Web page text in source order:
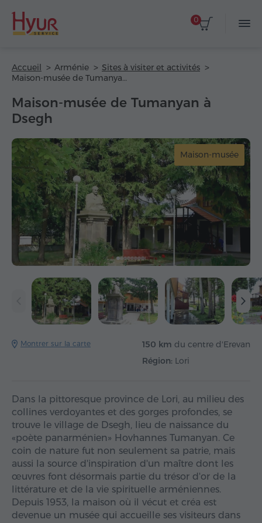
0
Accueil Arménie
Sites à visiter et activités
Maison-musée de Tumanyan à Dsegh
Maison-musée de Tumanyan à
Dsegh
Maison-musée
Montrer sur la carte 150 km du centre d'Erevan
Région: Lori
Dans la pittoresque province de Lori, au milieu des
collines verdoyantes et des gorges profondes, se
trouve le village de Dsegh, lieu de naissance du
«poète panarménien» Hovhannes Tumanyan. Ce
coin de nature fut non seulement sa patrie, mais
aussi la source d'inspiration d'un maître dont les
œuvres font désormais partie du trésor d'or de la
littérature et de la vie spirituelle arméniennes.
Depuis 1953, la maison où il vécut et créa est
devenue un musée qui accueille ses visiteurs dans